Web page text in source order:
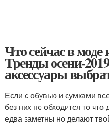
Что сейчас в моде
Тренды осени-
аксессуары
Если с обувью и сумками
без них не обходится то
едва заметны но делают